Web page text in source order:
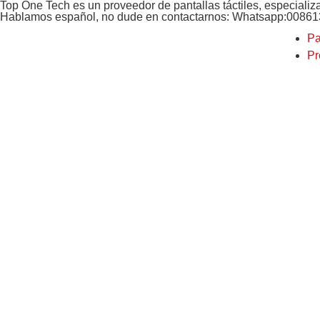
Top One Tech es un proveedor de pantallas táctiles,
Hablamos español, no dude en contactarnos: